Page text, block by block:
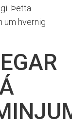
Þetta
um hvernig